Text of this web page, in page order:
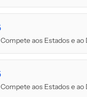
aos Estados e
aos Estados e